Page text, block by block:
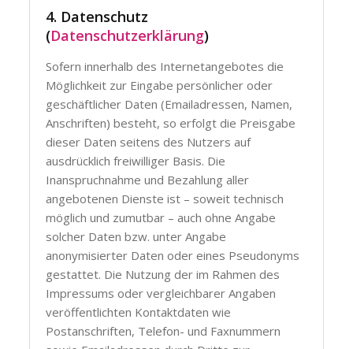
4. Datenschutz
(Datenschutzerklärung)
Sofern innerhalb des Internetangebotes die
Möglichkeit zur Eingabe persönlicher oder
geschäftlicher Daten (Emailadressen, Namen,
Anschriften) besteht, so erfolgt die Preisgabe
dieser Daten seitens des Nutzers auf
ausdrücklich freiwilliger Basis. Die
Inanspruchnahme und Bezahlung aller
angebotenen Dienste ist – soweit technisch
möglich und zumutbar – auch ohne Angabe
solcher Daten bzw. unter Angabe
anonymisierter Daten oder eines Pseudonyms
gestattet. Die Nutzung der im Rahmen des
Impressums oder vergleichbarer Angaben
veröffentlichten Kontaktdaten wie
Postanschriften, Telefon- und Faxnummern